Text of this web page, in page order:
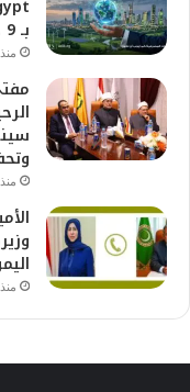
بـ 9 جوائز دولية
منذ 14 ساعة
منذ 14 ساعة
منذ 15 ساعة